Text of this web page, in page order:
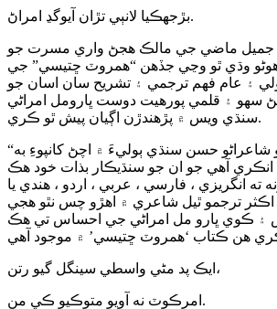
بڙجهڪيا لانٻي تڙان آيوگڍ امراڻ.
جميل ماضي جي مالڪ هجڻ واري مسرت جو
وڌي ٿو وڃي جڏهن “همروٽ ڇتيسي” جي
۽ عام فهم ترجمي ۽ تشريح سان اسان جو
سهو ۽ قلمي پورهيت دوست ڀارومل امراڻي
سنڌي ويس ۾ پڙهندڙن اڳيان پيش ٿو ڪري.
“همروٽ ڇتيسي” جو شاعراڻو حسن سنڌي ٻوليءَ ۾ اچڻ کانپوءِ به
آهي جو ان جو سنڌيڪار بذات خود هڪ
انگريزي ، فارسي ، عربي ، اردو ، هندي يا
ترجمو ٿيل شاعري ۾ اهڙو چس نٿو هجي
۽ ڪوي ڀارو مل امراڻي جي احساس تي هڪ
ايڪ پد مڻي واسطي سينگل گيو رتن،
امرڪوٽ نه آويو متوڪيو ڪي من.